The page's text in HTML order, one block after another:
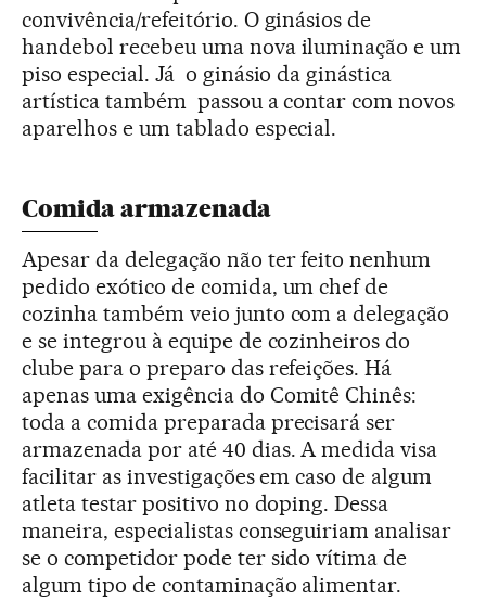
convivência/refeitório. O ginásios de
handebol recebeu uma nova iluminação e um
piso especial. Já o ginásio da ginástica
artística também passou a contar com novos
aparelhos e um tablado especial.
Comida armazenada
Apesar da delegação não ter feito nenhum
pedido exótico de comida, um chef de
cozinha também veio junto com a delegação
e se integrou à equipe de cozinheiros do
clube para o preparo das refeições. Há
apenas uma exigência do Comitê Chinês:
toda a comida preparada precisará ser
armazenada por até 40 dias. A medida visa
facilitar as investigações em caso de algum
atleta testar positivo no doping. Dessa
maneira, especialistas conseguiriam analisar
se o competidor pode ter sido vítima de
algum tipo de contaminação alimentar.